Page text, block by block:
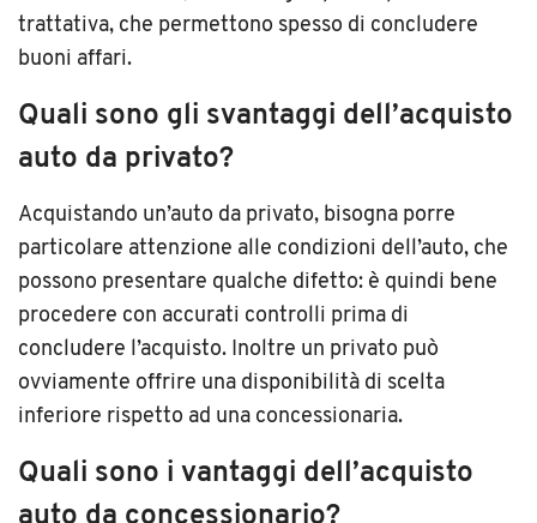
trattativa, che permettono spesso di concludere
buoni affari.
Quali sono gli svantaggi dell’acquisto
auto da privato?
Acquistando un’auto da privato, bisogna porre
particolare attenzione alle condizioni dell’auto, che
possono presentare qualche difetto: è quindi bene
procedere con accurati controlli prima di
concludere l’acquisto. Inoltre un privato può
ovviamente offrire una disponibilità di scelta
inferiore rispetto ad una concessionaria.
Quali sono i vantaggi dell’acquisto
auto da concessionario?